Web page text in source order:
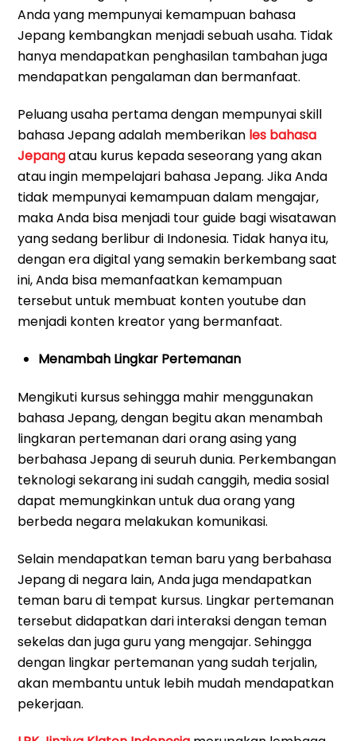
Anda yang mempunyai kemampuan bahasa
Jepang kembangkan menjadi sebuah usaha. Tidak
hanya mendapatkan penghasilan tambahan juga
mendapatkan pengalaman dan bermanfaat.
Peluang usaha pertama dengan mempunyai skill
bahasa Jepang adalah memberikan les bahasa
Jepangatau kurus kepada seseorang yang akan
atau ingin mempelajari bahasa Jepang. Jika Anda
tidak mempunyai kemampuan dalam mengajar,
maka Anda bisa menjadi tour guide bagi wisatawan
yang sedang berlibur di Indonesia. Tidak hanya itu,
dengan era digital yang semakin berkembang saat
ini, Anda bisa memanfaatkan kemampuan
tersebut untuk membuat konten youtube dan
menjadi konten kreator yang bermanfaat.
Menambah Lingkar Pertemanan
Mengikuti kursus sehingga mahir menggunakan
bahasa Jepang, dengan begitu akan menambah
lingkaran pertemanan dari orang asing yang
berbahasa Jepang di seuruh dunia. Perkembangan
teknologi sekarang ini sudah canggih, media sosial
dapat memungkinkan untuk dua orang yang
berbeda negara melakukan komunikasi.
Selain mendapatkan teman baru yang berbahasa
Jepang di negara lain, Anda juga mendapatkan
teman baru di tempat kursus. Lingkar pertemanan
tersebut didapatkan dari interaksi dengan teman
sekelas dan juga guru yang mengajar. Sehingga
dengan lingkar pertemanan yang sudah terjalin,
akan membantu untuk lebih mudah mendapatkan
pekerjaan.